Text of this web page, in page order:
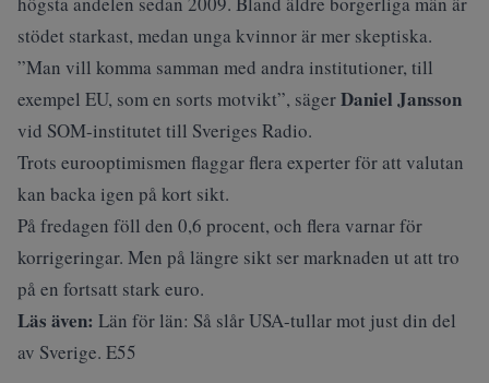
stödet starkast, medan unga kvinnor är mer skeptiska.
”Man vill komma samman med andra institutioner, till
exempel EU, som en sorts motvikt”, sägerDaniel Jansson
vid SOM-institutet till Sveriges Radio.
Trots eurooptimismen flaggar flera experter för att valutan
kan backa igen på kort sikt.
På fredagen föll den 0,6 procent, och flera varnar för
korrigeringar. Men på längre sikt ser marknaden ut att tro
på en fortsatt stark euro.
Läs även: Län för län: Så slår USA-tullar mot just din del
av Sverige. E55